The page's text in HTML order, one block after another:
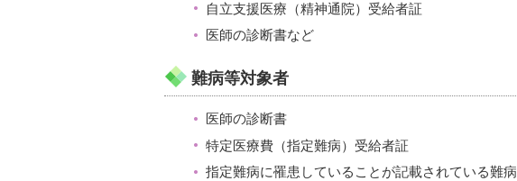
自立支援医療（精神通院）受給者証
医師の診断書など
難病等対象者
医師の診断書
特定医療費（指定難病）受給者証
指定難病に罹患していることが記載されている難